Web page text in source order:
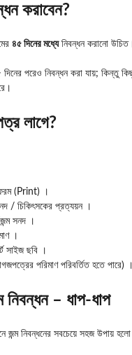
করাবেন?
৪৫ দিনের মধ্যেনিবন্ধন করানো
দিনের পরেও নিবন্ধন করা যায়; কিন্তু
লাগে?
(Print) ।
/ চিকিৎসকের প্রত্যয়ন ।
সনদ ।
।
সাইজ ছবি ।
পরিমাণ পরিবর্তিত হতে পারে) ।
নিবন্ধন – ধাপ-ধাপ
জন্ম নিবন্ধনের সবচেয়ে সহজ উপায় হলো